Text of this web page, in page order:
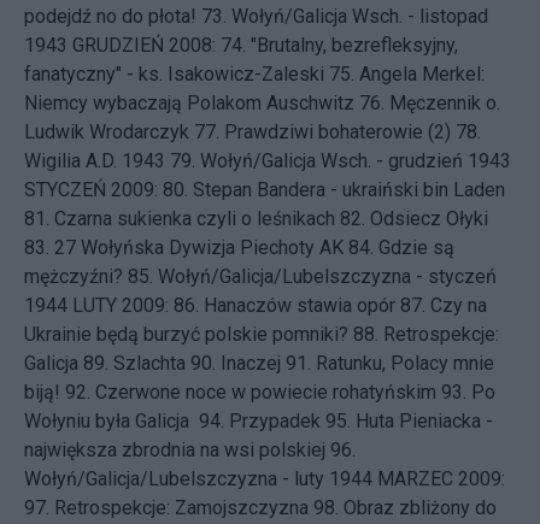
podejdź no do płota! 73. Wołyń/Galicja Wsch. - listopad
1943 GRUDZIEŃ 2008: 74. "Brutalny, bezrefleksyjny,
fanatyczny" - ks. Isakowicz-Zaleski 75. Angela Merkel:
Niemcy wybaczają Polakom Auschwitz 76. Męczennik o.
Ludwik Wrodarczyk 77. Prawdziwi bohaterowie (2) 78.
Wigilia A.D. 1943 79. Wołyń/Galicja Wsch. - grudzień 1943
STYCZEŃ 2009: 80. Stepan Bandera - ukraiński bin Laden
81. Czarna sukienka czyli o leśnikach 82. Odsiecz Ołyki
83. 27 Wołyńska Dywizja Piechoty AK 84. Gdzie są
mężczyźni? 85. Wołyń/Galicja/Lubelszczyzna - styczeń
1944 LUTY 2009: 86. Hanaczów stawia opór 87. Czy na
Ukrainie będą burzyć polskie pomniki? 88. Retrospekcje:
Galicja 89. Szlachta 90. Inaczej 91. Ratunku, Polacy mnie
biją! 92. Czerwone noce w powiecie rohatyńskim 93. Po
Wołyniu była Galicja 94. Przypadek 95. Huta Pieniacka -
największa zbrodnia na wsi polskiej 96.
Wołyń/Galicja/Lubelszczyzna - luty 1944 MARZEC 2009:
97. Retrospekcje: Zamojszczyzna 98. Obraz zbliżony do